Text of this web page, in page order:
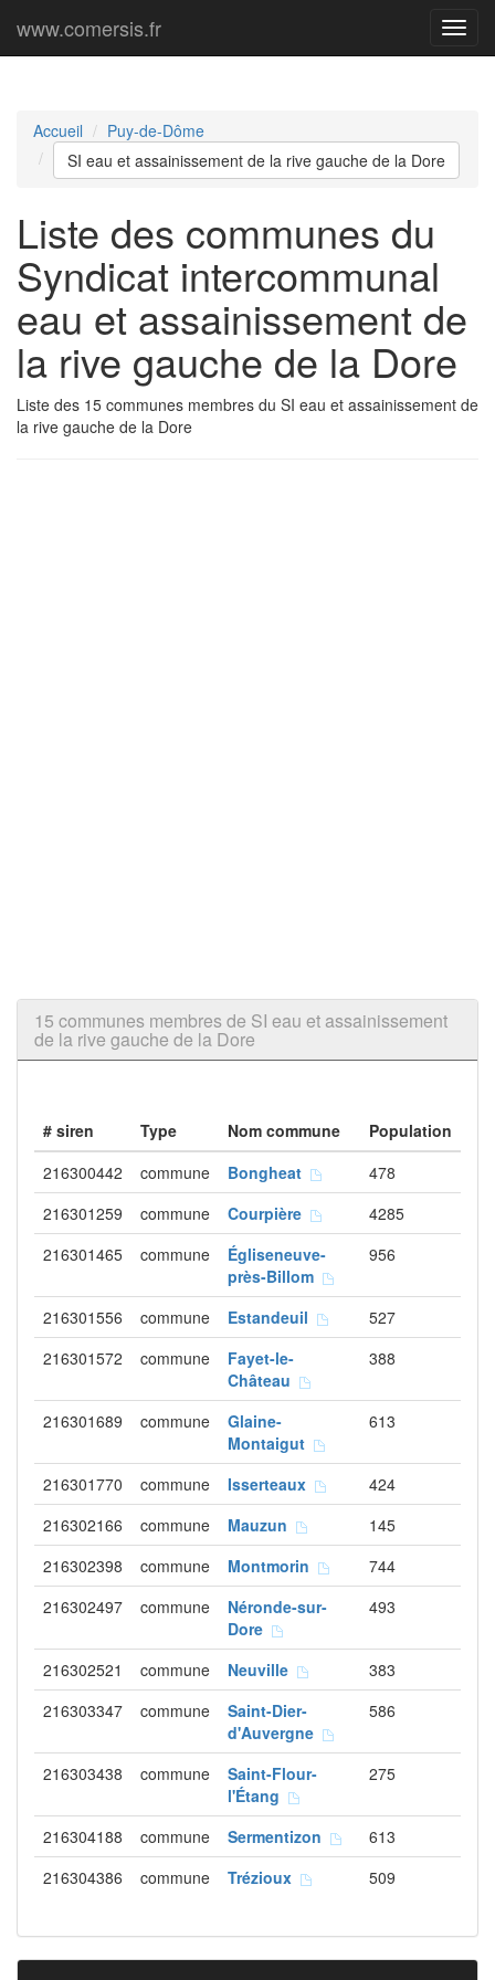
Menu
www.comersis.fr
Accueil
Puy-de-Dôme
SI eau et assainissement de la rive gauche de la Dore
Liste des communes du
Syndicat intercommunal
eau et assainissement de
la rive gauche de la Dore
Liste des 15 communes membres du SI eau et assainissement de
la rive gauche de la Dore
15 communes membres de SI eau et assainissement
de la rive gauche de la Dore
# siren Type Nom commune
Population
216300442
commune Bongheat
478
216301259
commune Courpière
4285
216301465
commune
Égliseneuve-
près-Billom
956
216301556 commune Estandeuil
527
216301572
commune
Fayet-le-
Château
388
216301689 commune
Glaine-
Montaigut
613
216301770 commune Isserteaux
424
216302166
commune Mauzun
145
216302398
commune Montmorin
744
216302497
commune
Néronde-sur-
Dore
493
216302521 commune Neuville
383
216303347
commune
Saint-Dier-
d'Auvergne
586
216303438 commune
Saint-Flour-
l'Étang
275
216304188 commune Sermentizon
613
216304386
commune Trézioux 509